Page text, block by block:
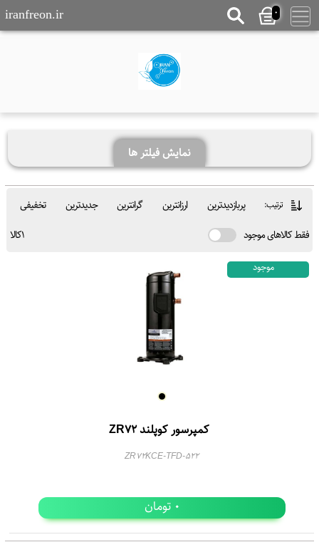
0
iranfreon.ir
نمايش فيلتر ها
ترتیب: پربازدیدترین ارزانترین گرانترین جدیدترین
تخفیفی
فقط کالاهای موجود
1کالا
کمپرسور کوپلند ZR72
ZR72KCE-TFD-522
0 تومان
موجود